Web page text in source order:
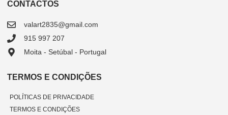
CONTACTOS
valart2835@gmail.com
915 997 207
Moita - Setúbal - Portugal
TERMOS E CONDIÇÕES
POLÍTICAS DE PRIVACIDADE
TERMOS E CONDIÇÕES